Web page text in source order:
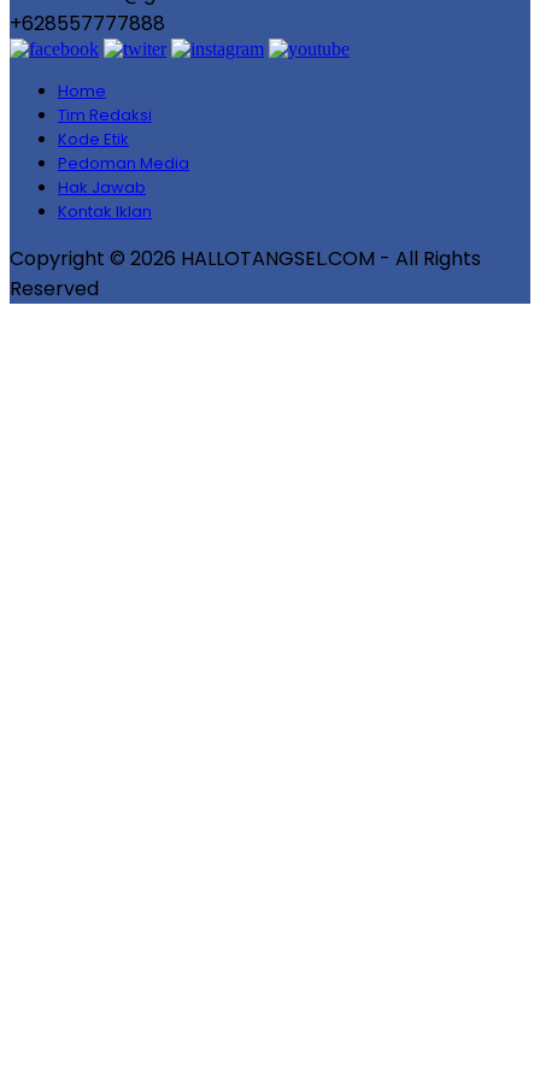
+628557777888
Home
Tim Redaksi
Kode Etik
Pedoman Media
Hak Jawab
Kontak Iklan
Copyright © 2026 HALLOTANGSEL.COM - All Rights
Reserved